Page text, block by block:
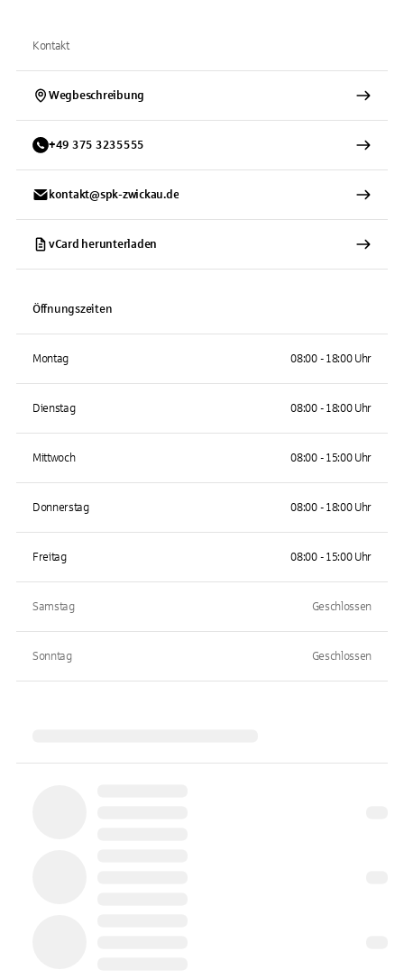
Kontakt
Wegbeschreibung
+49 375 3235555
kontakt@spk-zwickau.de
vCard herunterladen
Öffnungszeiten
Montag 08:00 - 18:00 Uhr
Dienstag 08:00 - 18:00 Uhr
Mittwoch 08:00 - 15:00 Uhr
Donnerstag 08:00 - 18:00 Uhr
Freitag 08:00 - 15:00 Uhr
Samstag Geschlossen
Sonntag Geschlossen